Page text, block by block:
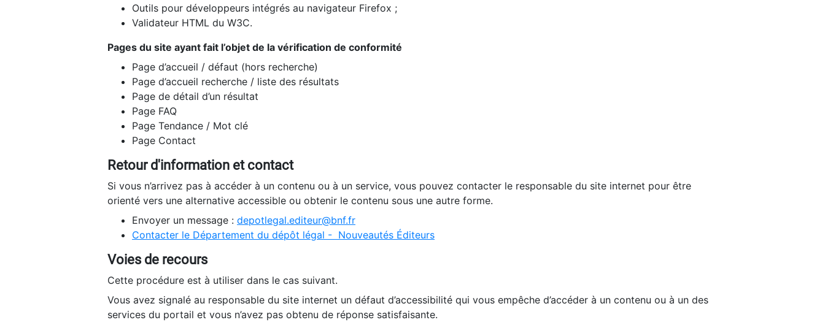
Outils pour développeurs intégrés au navigateur Firefox ;
Validateur HTML du W3C.
Pages du site ayant fait l’objet de la vérification de conformité
Page d’accueil / défaut (hors recherche)
Page d’accueil recherche / liste des résultats
Page de détail d’un résultat
Page FAQ
Page Tendance / Mot clé
Page Contact
Retour d'information et contact
Si vous n’arrivez pas à accéder à un contenu ou à un service, vous pouvez contacter le responsable du site internet pour être
orienté vers une alternative accessible ou obtenir le contenu sous une autre forme.
Envoyer un message : depotlegal.editeur@bnf.fr
Contacter le Département du dépôt légal - Nouveautés Éditeurs
Voies de recours
Cette procédure est à utiliser dans le cas suivant.
Vous avez signalé au responsable du site internet un défaut d’accessibilité qui vous empêche d’accéder à un contenu ou à un des
services du portail et vous n’avez pas obtenu de réponse satisfaisante.